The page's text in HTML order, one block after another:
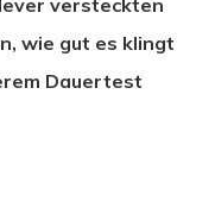
wie gut es klingt
Dauertest